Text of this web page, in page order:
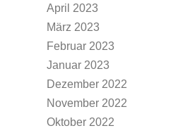
April 2023
März 2023
Februar 2023
Januar 2023
Dezember 2022
November 2022
Oktober 2022